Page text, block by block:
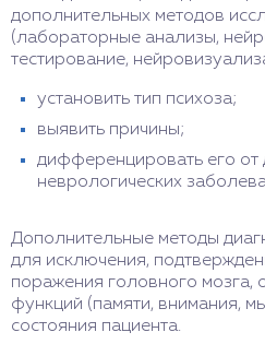
дополнительных методов
(лабораторные анализы,
тестирование,
установить тип психоза;
выявить причины;
дифференцировать его от
неврологических
Дополнительные методы
для исключения,
поражения головного мозга,
функций (памяти, внимания,
состояния пациента.